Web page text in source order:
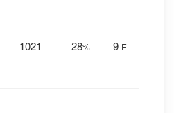
1021 28% 9 E